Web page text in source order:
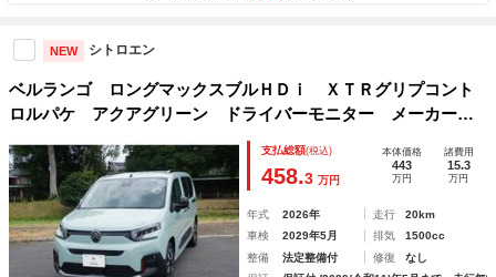
NEW シトロエン
ベルランゴ ロングマックスブルＨＤｉ ＸＴＲグリプコント
ロルパケ アクアグリーン ドライバーモニター メーカー保
証継承 グリップコントロール １７インチアルミホイール
オレンジカラークリップ 前後アンダーガード調デコレーショ
ン
支払総額(税込)
458.3 万円
本体価格
443
万円
諸費用
15.3
万円
年式 2026年 走行
20km
車検
2029年5月 排気
1500cc
整備
法定整備付 修復
なし